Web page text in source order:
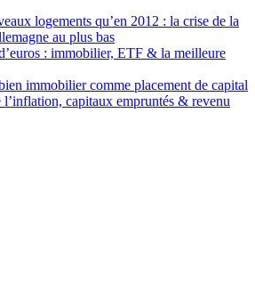
logements qu’en 2012 : la crise de la
au plus bas
: immobilier, ETF & la meilleure
immobilier comme placement de capital
l’inflation, capitaux empruntés & revenu